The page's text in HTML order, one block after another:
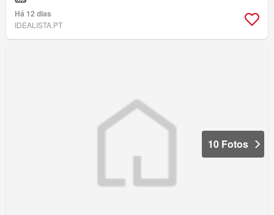
Há 12 dias
IDEALISTA.PT
10 Fotos